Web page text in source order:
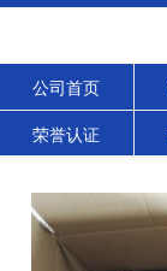
公司首页
荣誉认证